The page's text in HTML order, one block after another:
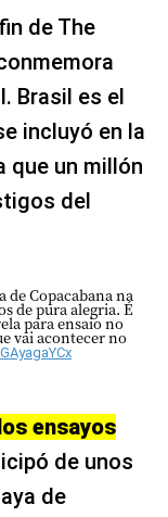
de The
Brasil es el
incluyó en la
que un millón
del
de Copacabana na
de pura alegria. É
para ensaio no
vai acontecer no
ensayos
de unos
de